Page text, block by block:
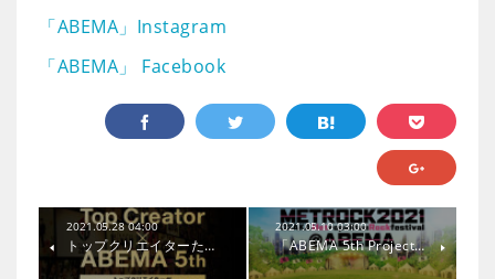
「ABEMA」Instagram
「ABEMA」 Facebook
2021.05.28 04:00
トップクリエイターた…
2021.05.10 03:00
「ABEMA 5th Project…